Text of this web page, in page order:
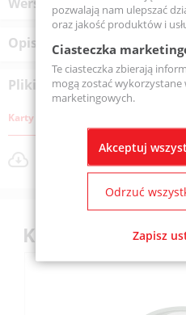
Opis produktu
Pliki do pobrania
Karty katalogowe
AX4H3815.pdf
Rozmiar pliku: 624 KB
Klienci kupili
pozwalają nam ulepszać
oraz jakość produktów i
Ciasteczka
Te ciasteczka zbierają
mogą zostać wykorzystane
marketingowych.
Akceptuj
Odrzuć
Zapisz